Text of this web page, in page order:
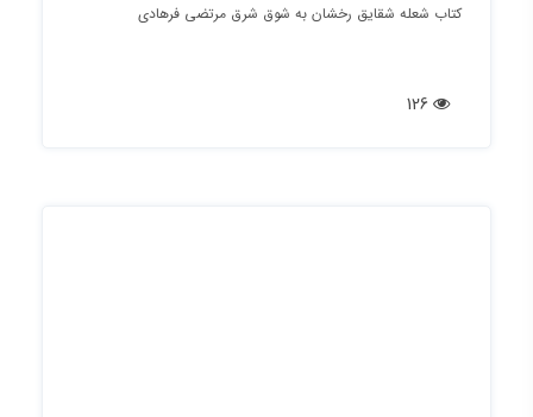
کتاب شعله شقایق رخشان به شوق شرق مرتضی فرهادی